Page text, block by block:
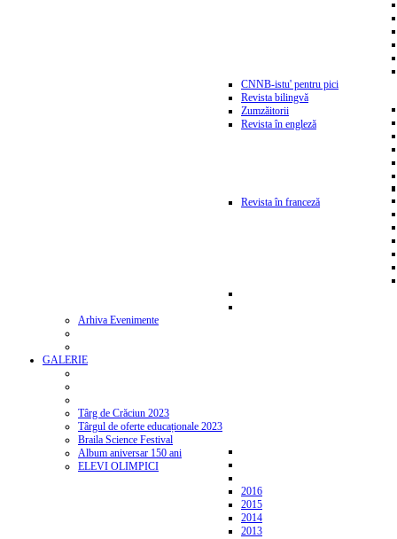
CNNB-istu' pentru pici
Revista bilingvă
Zumzăitorii
Revista în engleză
Revista în franceză
Arhiva Evenimente
GALERIE
Târg de Crăciun 2023
Târgul de oferte educaționale 2023
Braila Science Festival
Album aniversar 150 ani
ELEVI OLIMPICI
2016
2015
2014
2013